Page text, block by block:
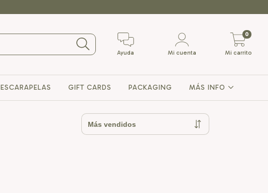
Ayuda Mi cuenta Mi carrito
0
ESCARAPELAS GIFT CARDS PACKAGING MÁS INFO